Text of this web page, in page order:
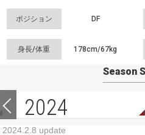
ポジション DF
身長/体重 178cm/67kg
Season
2024
2024.2.8 update